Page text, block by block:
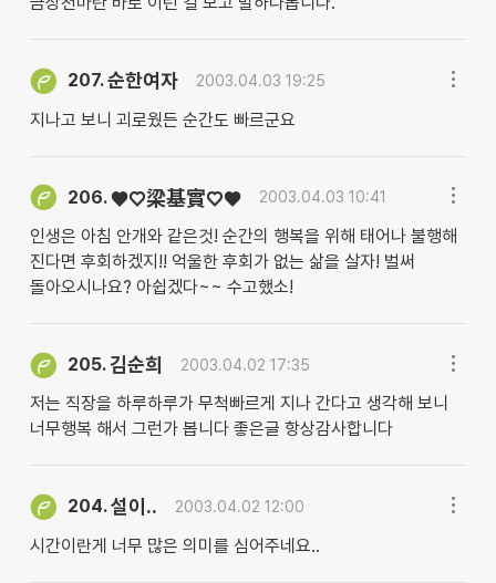
207.순한여자 2003.04.03 19:25
지나고 보니 괴로웠든 순간도 빠르군요
206.♥♡梁基實♡♥ 2003.04.03 10:41
인생은 아침 안개와 같은것! 순간의 행복을 위해 태어나 불행해
진다면 후회하겠지!! 억울한 후회가 없는 삶을 살자! 벌써
돌아오시나요? 아쉽겠다~~ 수고했소!
205.김순희 2003.04.02 17:35
저는 직장을 하루하루가 무척빠르게 지나 간다고 생각해 보니
너무행복 해서 그런가 봅니다 좋은글 항상감사합니다
204.설이.. 2003.04.02 12:00
시간이란게 너무 많은 의미를 심어주네요..